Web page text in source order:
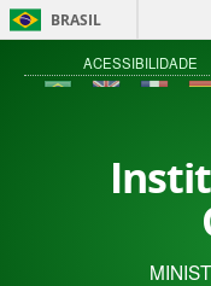
BRASIL
ACESSIBILIDADE